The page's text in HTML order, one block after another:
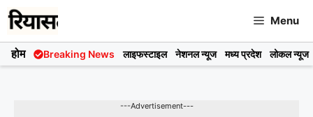
Skip
to
content
Menu
होम Breaking News लाइफस्टाइल नेशनल न्यूज मध्य प्रदेश लोकल न्यूज
---Advertisement---